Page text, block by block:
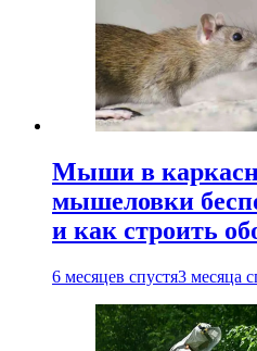
Мыши в
мышеловки
и как строить
6 месяцев спустя3 месяца